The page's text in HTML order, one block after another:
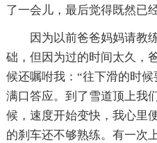
了一会儿，最后觉得既然已
因为以前爸爸妈妈请教
础，但因为过的时间太久，
候还嘱咐我：“往下滑的时
满口答应。到了雪道顶上我
候，速度开始变快，我心里
的刹车还不够熟练。有一次